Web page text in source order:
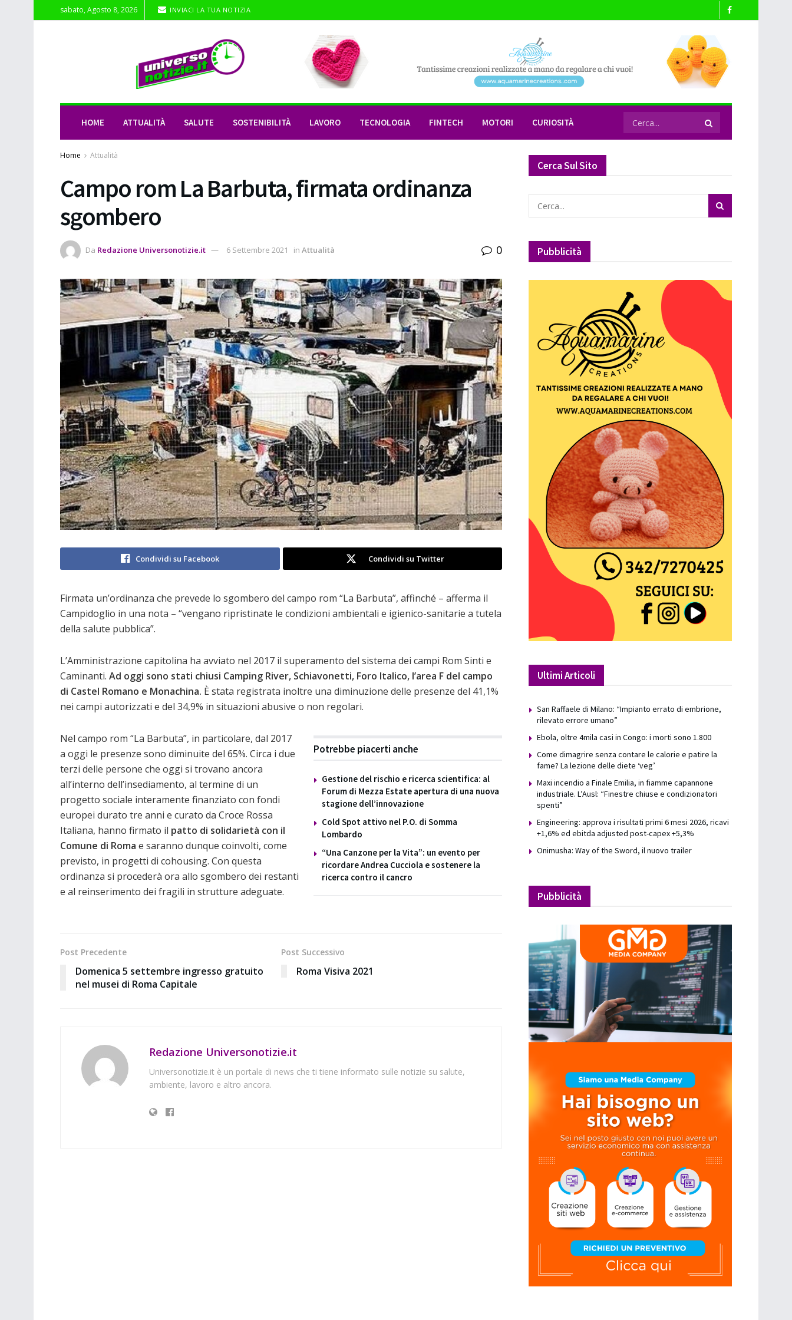
sabato, Agosto 8, 2026 INVIACI LA TUA NOTIZIA
HOME ATTUALITÀ SALUTE SOSTENIBILITÀ LAVORO TECNOLOGIA FINTECH MOTORI CURIOSITÀ
Home Attualità
Campo rom La Barbuta, firmata ordinanza
sgombero
Da Redazione Universonotizie.it 6 Settembre 2021 in Attualità 0
Condividi su Facebook Condividi su Twitter
Firmata un’ordinanza che prevede lo sgombero del campo rom “La Barbuta”, affinché – afferma il
Campidoglio in una nota – “vengano ripristinate le condizioni ambientali e igienico-sanitarie a tutela
della salute pubblica”.
L’Amministrazione capitolina ha avviato nel 2017 il superamento del sistema dei campi Rom Sinti e
Caminanti. Ad oggi sono stati chiusi Camping River, Schiavonetti, Foro Italico, l’area F del campo
di Castel Romano e Monachina. È stata registrata inoltre una diminuzione delle presenze del 41,1%
nei campi autorizzati e del 34,9% in situazioni abusive o non regolari.
Potrebbe piacerti anche
Gestione del rischio e ricerca scientifica: al
Forum di Mezza Estate apertura di una nuova
stagione dell’innovazione
Cold Spot attivo nel P.O. di Somma
Lombardo
“Una Canzone per la Vita”: un evento per
ricordare Andrea Cucciola e sostenere la
ricerca contro il cancro
Nel campo rom “La Barbuta”, in particolare, dal 2017
a oggi le presenze sono diminuite del 65%. Circa i due
terzi delle persone che oggi si trovano ancora
all’interno dell’insediamento, al termine di un
progetto sociale interamente finanziato con fondi
europei durato tre anni e curato da Croce Rossa
Italiana, hanno firmato il patto di solidarietà con il
Comune di Roma e saranno dunque coinvolti, come
previsto, in progetti di cohousing. Con questa
ordinanza si procederà ora allo sgombero dei restanti
e al reinserimento dei fragili in strutture adeguate.
Post Precedente
Domenica 5 settembre ingresso gratuito
nel musei di Roma Capitale
Post Successivo
Roma Visiva 2021
Redazione Universonotizie.it
Universonotizie.it è un portale di news che ti tiene informato sulle notizie su salute,
ambiente, lavoro e altro ancora.
Cerca Sul Sito
Pubblicità
Ultimi Articoli
San Raffaele di Milano: “Impianto errato di embrione,
rilevato errore umano”
Ebola, oltre 4mila casi in Congo: i morti sono 1.800
Come dimagrire senza contare le calorie e patire la
fame? La lezione delle diete ‘veg’
Maxi incendio a Finale Emilia, in fiamme capannone
industriale. L’Ausl: “Finestre chiuse e condizionatori
spenti”
Engineering: approva i risultati primi 6 mesi 2026, ricavi
+1,6% ed ebitda adjusted post-capex +5,3%
Onimusha: Way of the Sword, il nuovo trailer
Pubblicità